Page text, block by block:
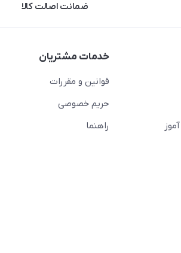
ضمانت اصالت کالا
خدمات مشتریان
قوانین و مقررات
حریم خصوصی
راهنما